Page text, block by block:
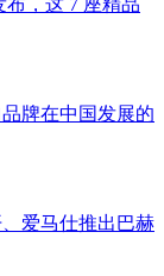
布，这 7 座精品
牌在中国发展的
爱马仕推出巴赫